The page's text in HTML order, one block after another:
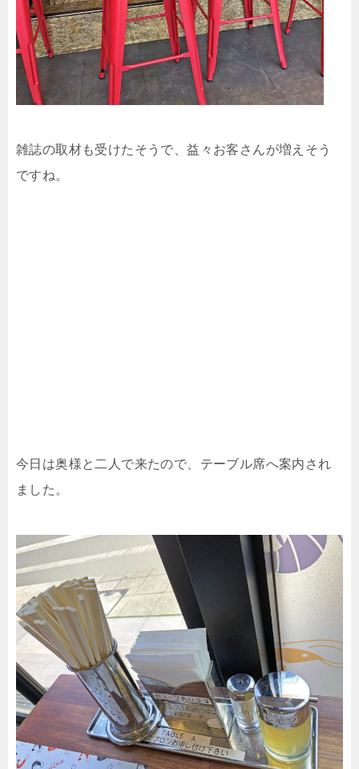
雑誌の取材も受けたそうで、益々お客さんが増えそう
ですね。
今日は奥様と二人で来たので、テーブル席へ案内され
ました。